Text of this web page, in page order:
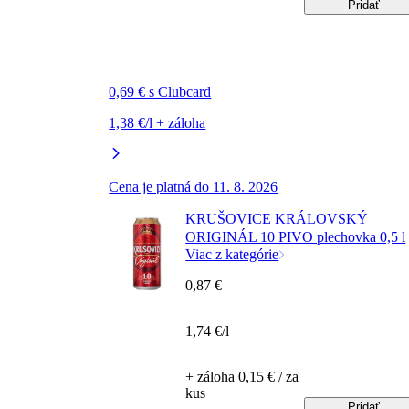
0,69 € s Clubcard
1,38 €/l + záloha
Cena je platná do 11. 8. 2026
Pridať
KRUŠOVICE KRÁLOVSKÝ
ORIGINÁL 10 PIVO plechovka 0,5 l
Viac z kategórie
0,87 €
1,74 €/l
+ záloha 0,15 € / za
kus